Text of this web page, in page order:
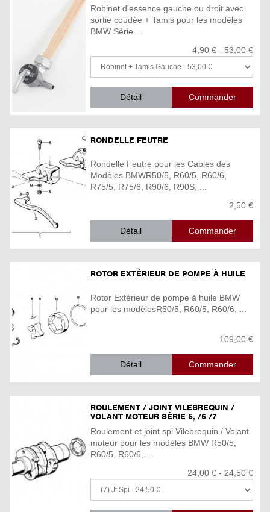
Robinet d'essence gauche ou droit avec
sortie coudée + Tamis pour les modèles
BMW Série ...
4,90 € - 53,00 €
Détail
RONDELLE FEUTRE
Rondelle Feutre pour les Cables des
Modèles BMWR50/5, R60/5, R60/6,
R75/5, R75/6, R90/6, R90S, ...
2,50 €
Détail
ROTOR EXTÉRIEUR DE POMPE À HUILE
Rotor Extérieur de pompe à huile BMW
pour les modèlesR50/5, R60/5, R60/6, ...
109,00 €
Détail
ROULEMENT / JOINT VILEBREQUIN /
VOLANT MOTEUR SÉRIE 5, /6 /7
Roulement et joint spi Vilebrequin / Volant
moteur pour les modèles BMW R50/5,
R60/5, R60/6, ...
24,00 € - 24,50 €